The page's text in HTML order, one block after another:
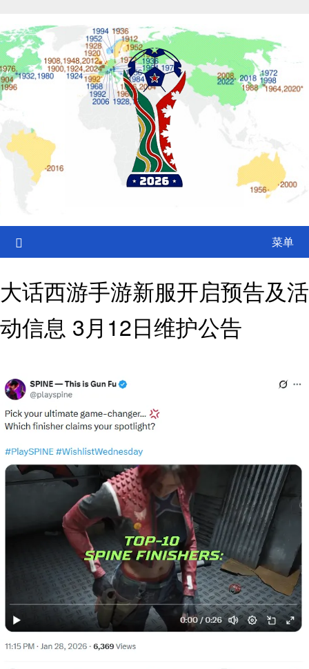
content
菜单
大话西游手游新服开启预告及活
动信息 3月12日维护公告